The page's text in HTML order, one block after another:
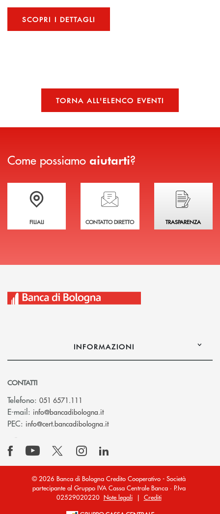
SCOPRI I DETTAGLI
TORNA ALL'ELENCO EVENTI
Come possiamo aiutarti?
Trova la filiale più vicina a te
FILIALI
Hai bisogno di assistenza immediata?
CONTATTO DIRETTO
Hai bisogno di
TRASPARENZA
INFORMAZIONI
CONTATTI
Telefono: 051 6571.111
E-mail: info@bancadibologna.it(si apre l’app di posta elettronica)
PEC: info@cert.bancadibologna.it(si apre l’app di posta
© 2026 Banca di Bologna Credito Cooperativo - Società
partecipante al Gruppo IVA Cassa Centrale Banca · P.Iva
02529020220 Note legali| Crediti